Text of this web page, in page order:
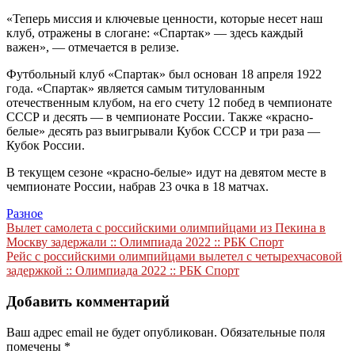
«Теперь миссия и ключевые ценности, которые несет наш
клуб, отражены в слогане: «Спартак» — здесь каждый
важен», — отмечается в релизе.
Футбольный клуб «Спартак» был основан 18 апреля 1922
года. «Спартак» является самым титулованным
отечественным клубом, на его счету 12 побед в чемпионате
СССР и десять — в чемпионате России. Также «красно-
белые» десять раз выигрывали Кубок СССР и три раза —
Кубок России.
В текущем сезоне «красно-белые» идут на девятом месте в
чемпионате России, набрав 23 очка в 18 матчах.
Разное
Навигация
по
записям
Вылет самолета с российскими олимпийцами из Пекина в
Москву задержали :: Олимпиада 2022 :: РБК Спорт
Рейс с российскими олимпийцами вылетел с четырехчасовой
задержкой :: Олимпиада 2022 :: РБК Спорт
Добавить комментарий
Ваш адрес email не будет опубликован. Обязательные поля
помечены *